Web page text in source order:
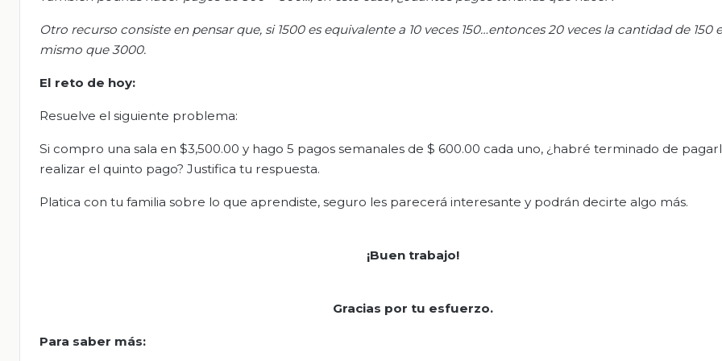
Otro recurso consiste en pensar que, si 1500 es equivalente a 10 veces 150…entonces 20 veces la cantidad de 150
mismo que 3000.
El reto de hoy:
Resuelve el siguiente problema:
Si compro una sala en $3,500.00 y hago 5 pagos semanales de $ 600.00 cada uno, ¿habré terminado de
realizar el quinto pago? Justifica tu respuesta.
Platica con tu familia sobre lo que aprendiste, seguro les parecerá interesante y podrán decirte algo más.
¡Buen trabajo!
Gracias por tu esfuerzo.
Para saber más: